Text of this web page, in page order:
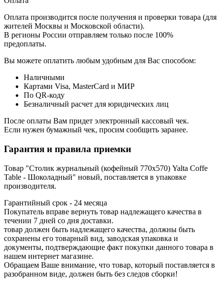
Оплата производится после получения и проверки товара (для
жителей Москвы и Московской области).
В регионы России отправляем только после 100%
предоплаты.
Вы можете оплатить любым удобным для Вас способом:
Наличными
Картами Visa, MasterCard и МИР
По QR-коду
Безналичный расчет для юридических лиц
После оплаты Вам придет электронный кассовый чек.
Если нужен бумажный чек, просим сообщить заранее.
Гарантия и правила приемки
Товар "Столик журнальный (кофейный 770х570) Yalta Coffe
Table - Шоколадный" новый, поставляется в упаковке
производителя.
Гарантийный срок - 24 месяца
Покупатель вправе вернуть товар надлежащего качества в
течении 7 дней со дня доставки.
товар должен быть надлежащего качества, должны быть
сохранены его товарный вид, заводская упаковка и
документы, подтверждающие факт покупки данного товара в
нашем интернет магазине.
Обращаем Ваше внимание, что товар, который поставляется в
разобранном виде, должен быть без следов сборки!